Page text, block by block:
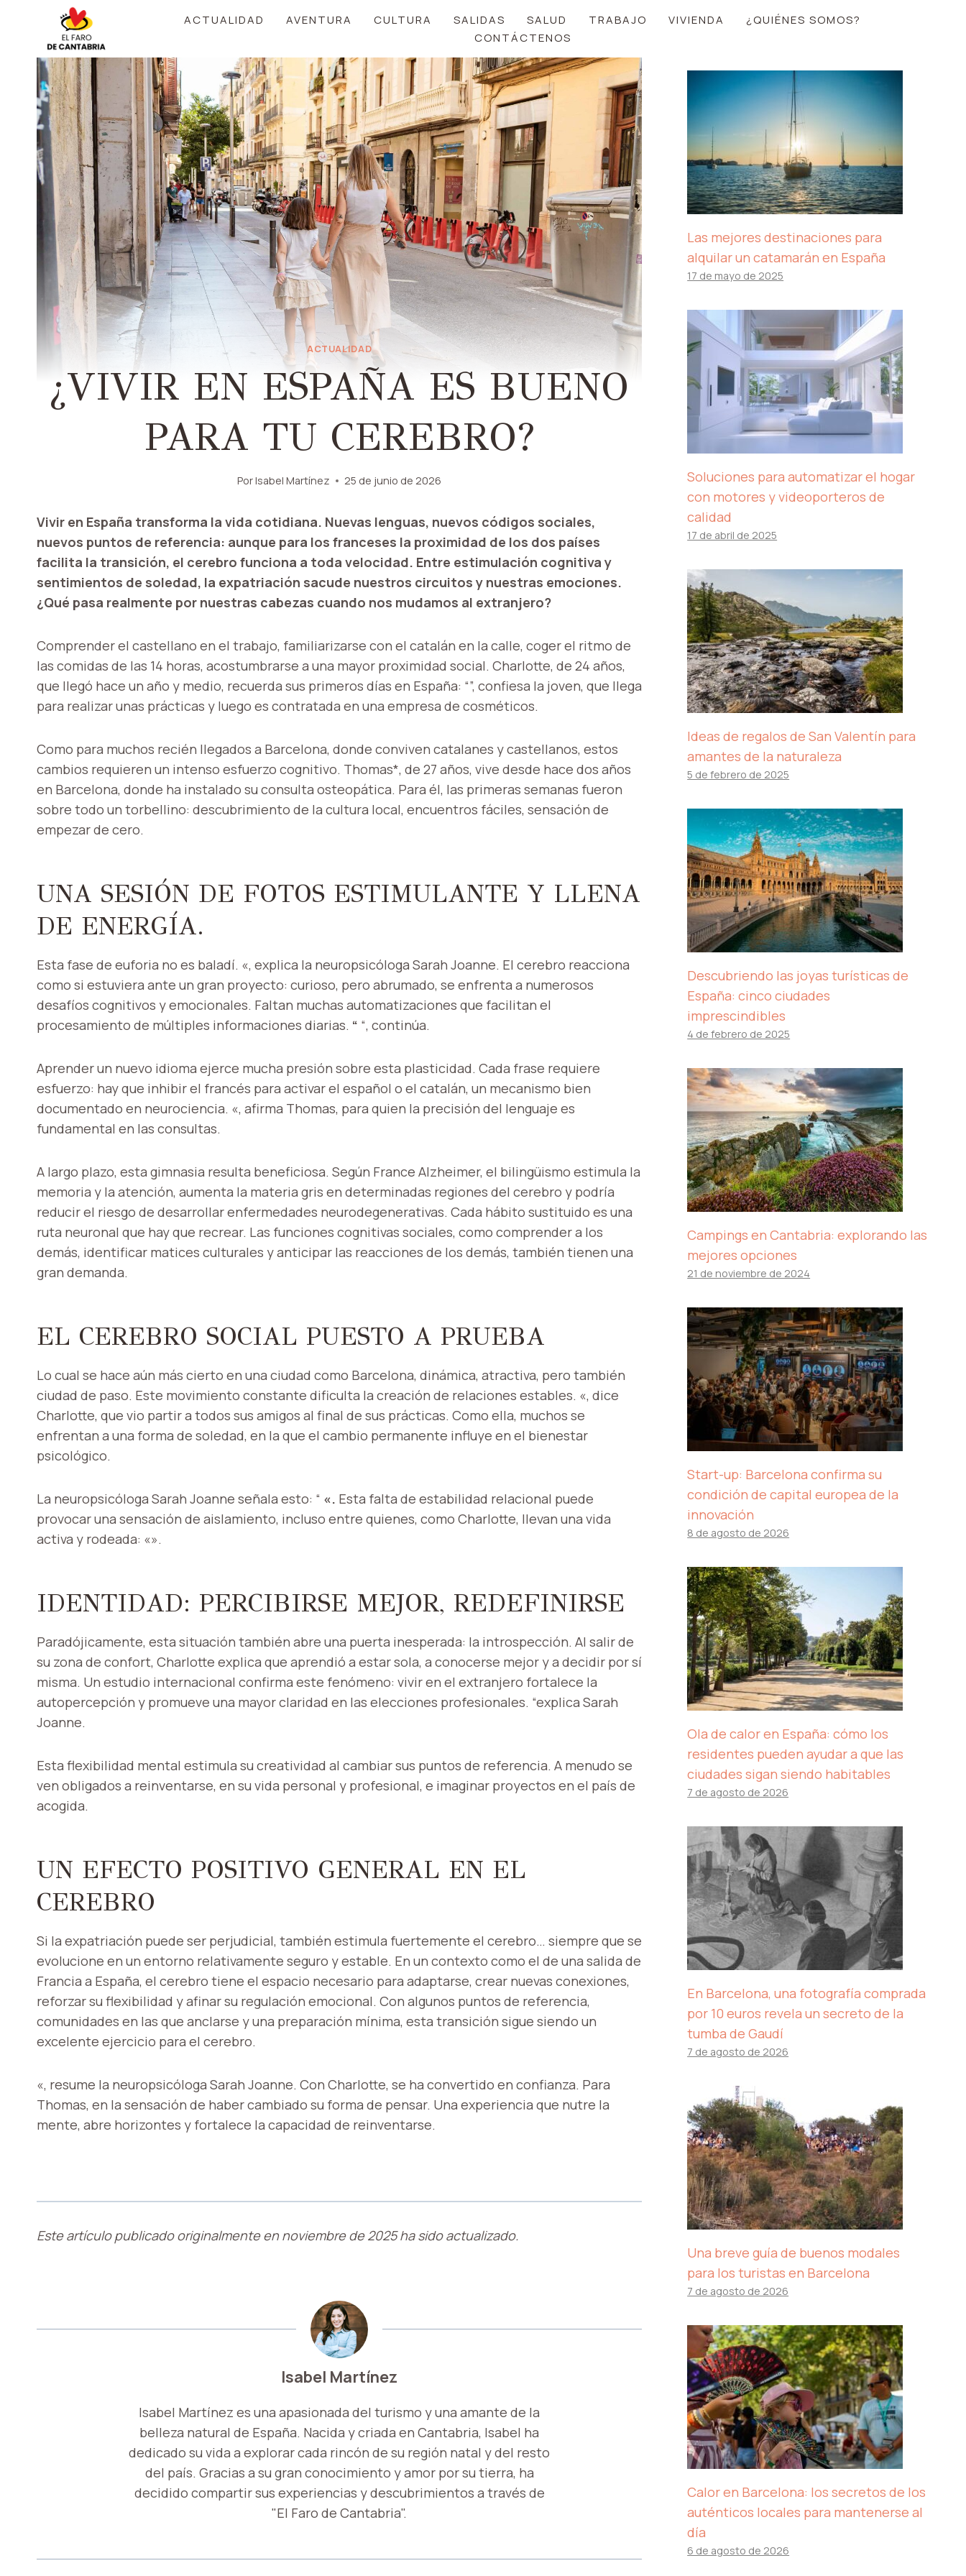
contenido
ACTUALIDAD AVENTURA CULTURA SALIDAS SALUD TRABAJO VIVIENDA
¿QUIÉNES SOMOS?
CONTÁCTENOS
ACTUALIDAD
¿VIVIR EN ESPAÑA ES BUENO
PARA TU CEREBRO?
PorIsabel Martínez 25 de junio de 2026
Vivir en España transforma la vida cotidiana. Nuevas lenguas, nuevos códigos sociales,
nuevos puntos de referencia: aunque para los franceses la proximidad de los dos países
facilita la transición, el cerebro funciona a toda velocidad. Entre estimulación cognitiva y
sentimientos de soledad, la expatriación sacude nuestros circuitos y nuestras emociones.
¿Qué pasa realmente por nuestras cabezas cuando nos mudamos al extranjero?
Comprender el castellano en el trabajo, familiarizarse con el catalán en la calle, coger el ritmo de
las comidas de las 14 horas, acostumbrarse a una mayor proximidad social. Charlotte, de 24 años,
que llegó hace un año y medio, recuerda sus primeros días en España: “”, confiesa la joven, que llega
para realizar unas prácticas y luego es contratada en una empresa de cosméticos.
Como para muchos recién llegados a Barcelona, ​​donde conviven catalanes y castellanos, estos
cambios requieren un intenso esfuerzo cognitivo. Thomas*, de 27 años, vive desde hace dos años
en Barcelona, ​​donde ha instalado su consulta osteopática. Para él, las primeras semanas fueron
sobre todo un torbellino: descubrimiento de la cultura local, encuentros fáciles, sensación de
empezar de cero.
UNA SESIÓN DE FOTOS ESTIMULANTE Y LLENA
DE ENERGÍA.
Esta fase de euforia no es baladí. «, explica la neuropsicóloga Sarah Joanne. El cerebro reacciona
como si estuviera ante un gran proyecto: curioso, pero abrumado, se enfrenta a numerosos
desafíos cognitivos y emocionales. Faltan muchas automatizaciones que facilitan el
procesamiento de múltiples informaciones diarias. “ “, continúa.
Aprender un nuevo idioma ejerce mucha presión sobre esta plasticidad. Cada frase requiere
esfuerzo: hay que inhibir el francés para activar el español o el catalán, un mecanismo bien
documentado en neurociencia. «, afirma Thomas, para quien la precisión del lenguaje es
fundamental en las consultas.
A largo plazo, esta gimnasia resulta beneficiosa. Según France Alzheimer, el bilingüismo estimula la
memoria y la atención, aumenta la materia gris en determinadas regiones del cerebro y podría
reducir el riesgo de desarrollar enfermedades neurodegenerativas. Cada hábito sustituido es una
ruta neuronal que hay que recrear. Las funciones cognitivas sociales, como comprender a los
demás, identificar matices culturales y anticipar las reacciones de los demás, también tienen una
gran demanda.
EL CEREBRO SOCIAL PUESTO A PRUEBA
Lo cual se hace aún más cierto en una ciudad como Barcelona, ​​dinámica, atractiva, pero también
ciudad de paso. Este movimiento constante dificulta la creación de relaciones estables. «, dice
Charlotte, que vio partir a todos sus amigos al final de sus prácticas. Como ella, muchos se
enfrentan a una forma de soledad, en la que el cambio permanente influye en el bienestar
psicológico.
La neuropsicóloga Sarah Joanne señala esto: “ «. Esta falta de estabilidad relacional puede
provocar una sensación de aislamiento, incluso entre quienes, como Charlotte, llevan una vida
activa y rodeada: «».
IDENTIDAD: PERCIBIRSE MEJOR, REDEFINIRSE
Paradójicamente, esta situación también abre una puerta inesperada: la introspección. Al salir de
su zona de confort, Charlotte explica que aprendió a estar sola, a conocerse mejor y a decidir por sí
misma. Un estudio internacional confirma este fenómeno: vivir en el extranjero fortalece la
autopercepción y promueve una mayor claridad en las elecciones profesionales. “explica Sarah
Joanne.
Esta flexibilidad mental estimula su creatividad al cambiar sus puntos de referencia. A menudo se
ven obligados a reinventarse, en su vida personal y profesional, e imaginar proyectos en el país de
acogida.
UN EFECTO POSITIVO GENERAL EN EL
CEREBRO
Si la expatriación puede ser perjudicial, también estimula fuertemente el cerebro… siempre que se
evolucione en un entorno relativamente seguro y estable. En un contexto como el de una salida de
Francia a España, el cerebro tiene el espacio necesario para adaptarse, crear nuevas conexiones,
reforzar su flexibilidad y afinar su regulación emocional. Con algunos puntos de referencia,
comunidades en las que anclarse y una preparación mínima, esta transición sigue siendo un
excelente ejercicio para el cerebro.
«, resume la neuropsicóloga Sarah Joanne. Con Charlotte, se ha convertido en confianza. Para
Thomas, en la sensación de haber cambiado su forma de pensar. Una experiencia que nutre la
mente, abre horizontes y fortalece la capacidad de reinventarse.
Este artículo publicado originalmente en noviembre de 2025 ha sido actualizado.
Isabel Martínez
Isabel Martínez es una apasionada del turismo y una amante de la
belleza natural de España. Nacida y criada en Cantabria, Isabel ha
dedicado su vida a explorar cada rincón de su región natal y del resto
del país. Gracias a su gran conocimiento y amor por su tierra, ha
decidido compartir sus experiencias y descubrimientos a través de
"El Faro de Cantabria".
Las mejores destinaciones para
alquilar un catamarán en España
17 de mayo de 2025
Soluciones para automatizar el hogar
con motores y videoporteros de
calidad
17 de abril de 2025
Ideas de regalos de San Valentín para
amantes de la naturaleza
5 de febrero de 2025
Descubriendo las joyas turísticas de
España: cinco ciudades
imprescindibles
4 de febrero de 2025
Campings en Cantabria: explorando las
mejores opciones
21 de noviembre de 2024
Start-up: Barcelona confirma su
condición de capital europea de la
innovación
8 de agosto de 2026
Ola de calor en España: cómo los
residentes pueden ayudar a que las
ciudades sigan siendo habitables
7 de agosto de 2026
En Barcelona, ​​una fotografía comprada
por 10 euros revela un secreto de la
tumba de Gaudí
7 de agosto de 2026
Una breve guía de buenos modales
para los turistas en Barcelona
7 de agosto de 2026
Calor en Barcelona: los secretos de los
auténticos locales para mantenerse al
día
6 de agosto de 2026